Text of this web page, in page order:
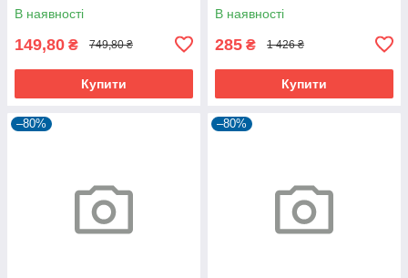
В наявності
149,80 ₴ 749,80 ₴
Купити
В наявності
285 ₴ 1 426 ₴
Купити
–80% –80%